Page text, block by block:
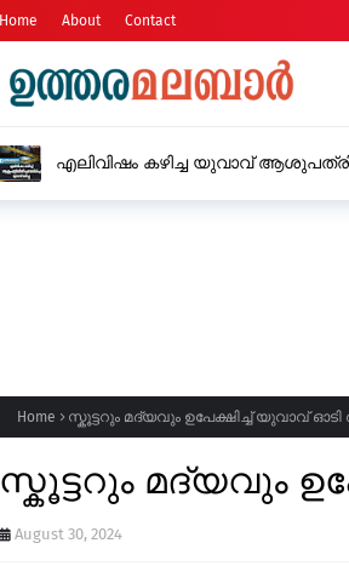
Home About Contact
എലിവിഷം കഴിച്ച യുവാവ്
Home സ്കൂട്ടറും മദ്യവും ഉപേക്ഷിച്ച് യുവാവ് ഓടി
സ്കൂട്ടറും മദ്യവും
August 30, 2024